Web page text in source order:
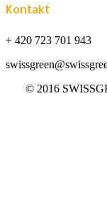
Kontakt
+ 420 723 701 943
© 2016